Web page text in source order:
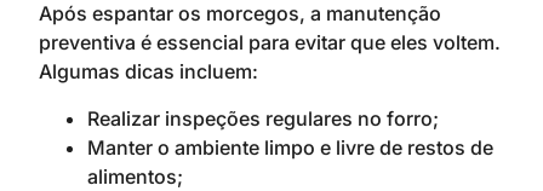
Após espantar os morcegos, a manutenção
preventiva é essencial para evitar que eles voltem.
Algumas dicas incluem:
Realizar inspeções regulares no forro;
Manter o ambiente limpo e livre de restos de
alimentos;